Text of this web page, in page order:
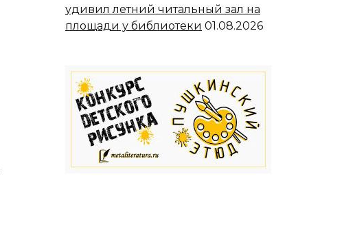
удивил летний читальный зал на
площади у библиотеки 01.08.2026